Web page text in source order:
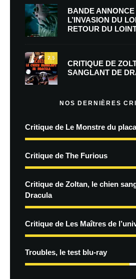
BANDE
L’INVASION DU
RETOUR DU
7.5
CRITIQUE DE
SANGLANT DE
NOS DERNIÈRES
Critique de Le Monstre du
Critique de The Furious
Critique de Zoltan, le chien
Dracula
Critique de Les Maîtres de
Troubles, le test blu-ray